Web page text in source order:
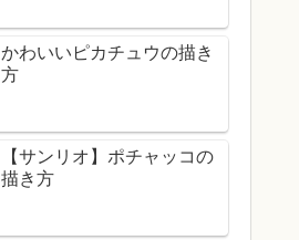
かわいいピカチュウの描き
方
【サンリオ】ポチャッコの
描き方